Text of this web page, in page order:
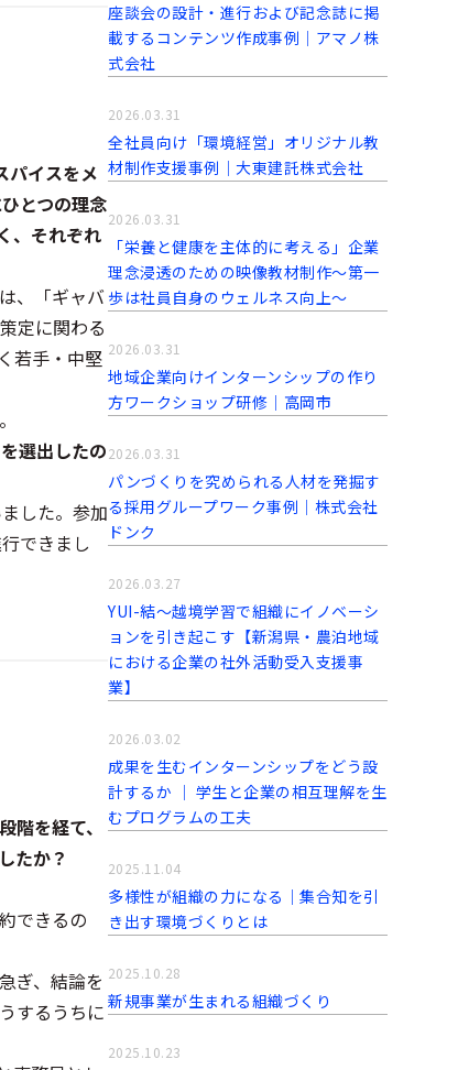
パイスをメ
とつの理念
、それぞれ
、「ギャバ
定に関わる
若手・中堅
選出したの
した。参加
できまし
階を経て、
たか？
できるの
ぎ、結論を
するうちに
座談会の設計・進行および記念誌に掲
載するコンテンツ作成事例│アマノ株
式会社
全社員向け「環境経営」オリジナル教
材制作支援事例│大東建託株式会社
2026.03.31
「栄養と健康を主体的に考える」企業
理念浸透のための映像教材制作～第一
歩は社員自身のウェルネス向上～
2026.03.31
地域企業向けインターンシップの作り
方ワークショップ研修│高岡市
2026.03.31
パンづくりを究められる人材を発掘す
る採用グループワーク事例│株式会社
ドンク
2026.03.31
YUI-結～越境学習で組織にイノベーシ
ョンを引き起こす【新潟県・農泊地域
における企業の社外活動受入支援事
業】
2026.03.27
成果を生むインターンシップをどう設
計するか │ 学生と企業の相互理解を生
むプログラムの工夫
2026.03.02
多様性が組織の力になる｜集合知を引
き出す環境づくりとは
2025.11.04
新規事業が生まれる組織づくり
2025.10.28
2025.10.23